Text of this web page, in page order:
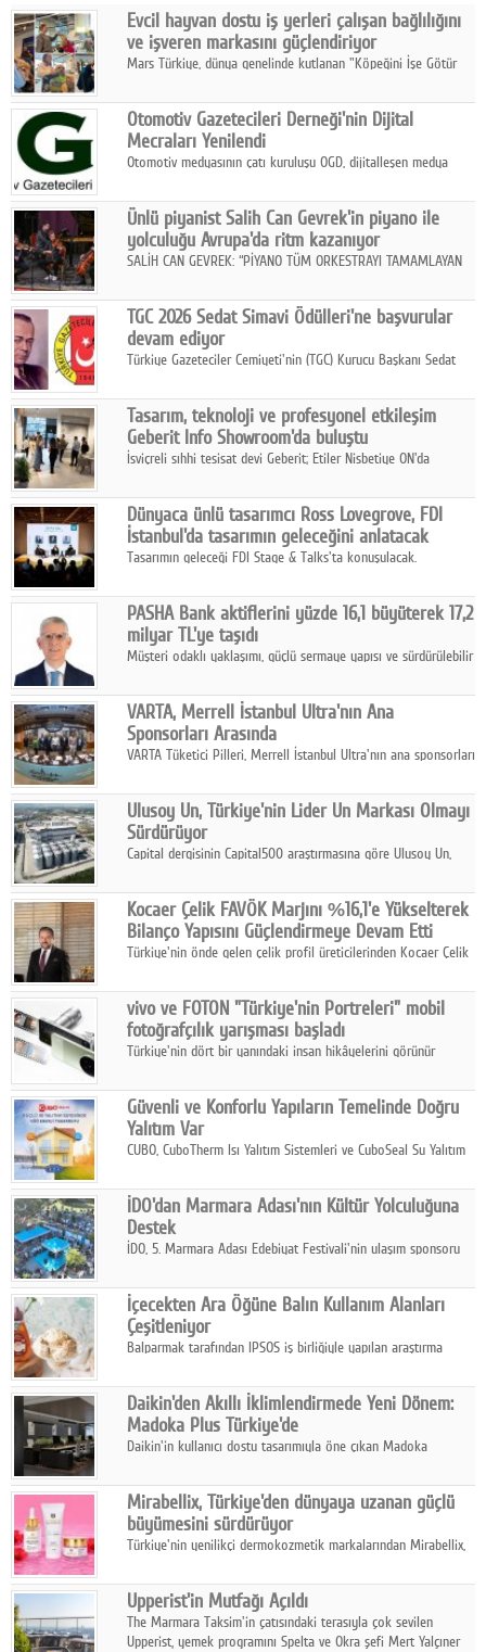
Facebook
Diziler
Karikatür
Youtube
Polemik
Reklam
Yazarlar
Künye
SOSYAL MEDYA
Facebook
Twitter
Google Plus
© 2026 TÜM HAKLARI SAKLIDIR
Evcil hayvan dostu iş yerleri çalışan bağlılığını
ve işveren markasını güçlendiriyor
Mars Türkiye, dünya genelinde kutlanan "Köpeğini İşe Götür
çalışan bağlılığı, iyi olma hali ve işveren markası üzerindeki
etkisine dikkat çekti.
Otomotiv Gazetecileri Derneği'nin Dijital
Mecraları Yenilendi
Otomotiv medyasının çatı kuruluşu OGD, dijitalleşen medya
hedefiyle internet sitesini ve sosyal medya kanallarını yeniledi.
Ünlü piyanist Salih Can Gevrek'in piyano ile
yolculuğu Avrupa'da ritm kazanıyor
SALİH CAN GEVREK: “PİYANO TÜM ORKESTRAYI TAMAMLAYAN
ETKİ YARATIYOR"
TGC 2026 Sedat Simavi Ödülleri'ne başvurular
devam ediyor
Türkiye Gazeteciler Cemiyeti'nin (TGC) Kurucu Başkanı Sedat
Tasarım, teknoloji ve profesyonel etkileşim
Geberit Info Showroom'da buluştu
İsviçreli sıhhi tesisat devi Geberit; Etiler Nisbetiye ON'da
ortaklığıyla özel bir davete ev sahipliği yaptı.
Dünyaca ünlü tasarımcı Ross Lovegrove, FDI
İstanbul'da tasarımın geleceğini anlatacak
Tasarımın geleceği FDI Stage & Talks'ta konuşulacak.
PASHA Bank aktiflerini yüzde 16,1 büyüterek 17,2
milyar TL'ye taşıdı
Müşteri odaklı yaklaşımı, güçlü sermaye yapısı ve sürdürülebilir
yılının ilk yarısında güçlü finansal performansını korudu.
VARTA, Merrell İstanbul Ultra'nın Ana
Sponsorları Arasında
VARTA Tüketici Pilleri, Merrell İstanbul Ultra'nın ana sponsorları
enerjisine güç katıyor.
Ulusoy Un, Türkiye'nin Lider Un Markası Olmayı
Sürdürüyor
Capital dergisinin Capital500 araştırmasına göre Ulusoy Un,
hasılatıyla Türkiye'nin en büyük 83. firması oldu.
Kocaer Çelik FAVÖK Marjını %16,1'e Yükselterek
Bilanço Yapısını Güçlendirmeye Devam Etti
Türkiye'nin önde gelen çelik profil üreticilerinden Kocaer Çelik
Çelik FAVÖK Marjını %16,1'e yükseltti.
vivo ve FOTON "Türkiye'nin Portreleri" mobil
fotoğrafçılık yarışması başladı
Türkiye'nin dört bir yanındaki insan hikâyelerini görünür
insanını, kültürünü ve yaşamını portre fotoğraflarıyla
anlatmaya davet ediyor.
Güvenli ve Konforlu Yapıların Temelinde Doğru
Yalıtım Var
CUBO, CuboTherm Isı Yalıtım Sistemleri ve CuboSeal Su Yalıtım
ve sürdürülebilir çözümler sunuyor.
İDO'dan Marmara Adası'nın Kültür Yolculuğuna
Destek
İDO, 5. Marmara Adası Edebiyat Festivali'nin ulaşım sponsoru
ettiriyor.
İçecekten Ara Öğüne Balın Kullanım Alanları
Çeşitleniyor
Balparmak tarafından IPSOS iş birliğiyle yapılan araştırma
ıhlamur gibi içeceklerde tercih ettiğini ortaya koyuyor.
Daikin'den Akıllı İklimlendirmede Yeni Dönem:
Madoka Plus Türkiye'de
Daikin'in kullanıcı dostu tasarımıyla öne çıkan Madoka
kontrol ünitesi Madoka Plus Türkiye'de satışa sunuldu.
Mirabellix, Türkiye'den dünyaya uzanan güçlü
büyümesini sürdürüyor
Türkiye'nin yenilikçi dermokozmetik markalarından Mirabellix,
ürünleriyle hem yurt içinde hem de uluslararası pazarlarda
büyümesini sürdürüyor.
Upperist'in Mutfağı Açıldı
The Marmara Taksim'in çatısındaki terasıyla çok sevilen
Upperist, yemek programını Spelta ve Okra şefi Mert Yalçıner